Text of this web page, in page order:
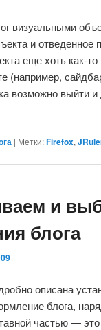
визуальными
и
еще хоть как-
(например,
возможно выйти
| Метки:Firefox,
и
блога
описана
блога,
частью —